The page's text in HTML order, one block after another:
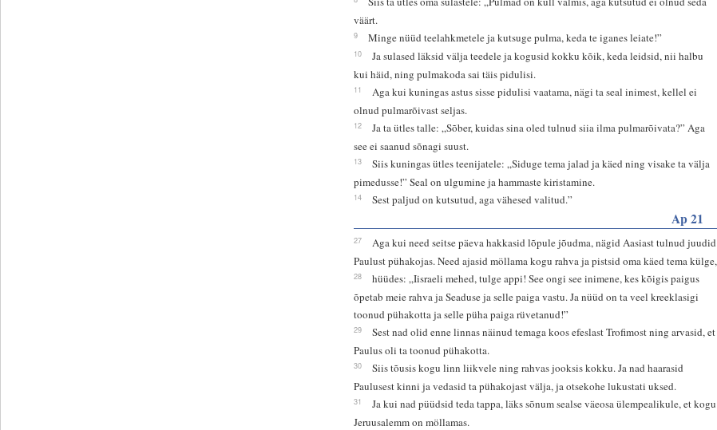
väärt.
9 Minge nüüd teelahkmetele ja kutsuge pulma, keda te iganes leiate!”
10
Ja sulased läksid välja teedele ja kogusid kokku kõik, keda leidsid, nii halbu
kui häid, ning pulmakoda sai täis pidulisi.
11
Aga kui kuningas astus sisse pidulisi vaatama, nägi ta seal inimest, kellel ei
olnud pulmarõivast seljas.
12
Ja ta ütles talle: „Sõber, kuidas sina oled tulnud siia ilma pulmarõivata?” Aga
see ei saanud sõnagi suust.
13
Siis kuningas ütles teenijatele: „Siduge tema jalad ja käed ning visake ta välja
pimedusse!” Seal on ulgumine ja hammaste kiristamine.
14 Sest paljud on kutsutud, aga vähesed valitud.”
Ap 21
27
Aga kui need seitse päeva hakkasid lõpule jõudma, nägid Aasiast tulnud juudid
Paulust pühakojas. Need ajasid möllama kogu rahva ja pistsid oma käed tema külge,
28
hüüdes: „Iisraeli mehed, tulge appi! See ongi see inimene, kes kõigis paigus
õpetab meie rahva ja Seaduse ja selle paiga vastu. Ja nüüd on ta veel kreeklasigi
toonud pühakotta ja selle püha paiga rüvetanud!”
29
Sest nad olid enne linnas näinud temaga koos efeslast Trofimost ning arvasid, et
Paulus oli ta toonud pühakotta.
30
Siis tõusis kogu linn liikvele ning rahvas jooksis kokku. Ja nad haarasid
Paulusest kinni ja vedasid ta pühakojast välja, ja otsekohe lukustati uksed.
31
Ja kui nad püüdsid teda tappa, läks sõnum sealse väeosa ülempealikule, et kogu
Jeruusalemm on möllamas.